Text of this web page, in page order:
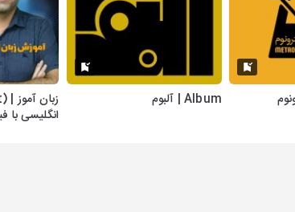
Album | آلبوم
انگلیسی با